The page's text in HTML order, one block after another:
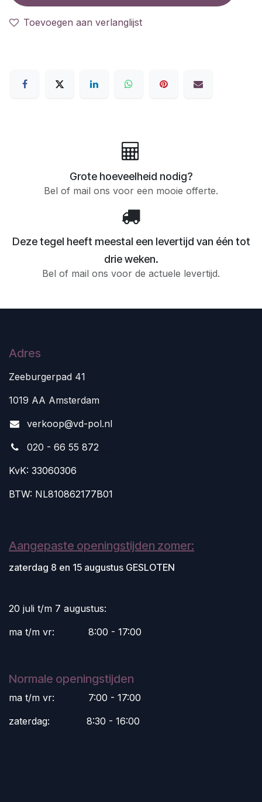
Toevoegen aan verlanglijst
Grote hoeveelheid nodig?
Bel of mail ons voor een mooie offerte.
Deze tegel heeft meestal een levertijd van één tot
drie weken.
Bel of mail ons voor de actuele levertijd.
Adres
Zeeburgerpad 41
1019 AA Amsterdam
verkoop@vd-pol.nl
020 - 66 55 872
KvK: 33060306
BTW: NL810862177B01
Aangepaste openingstijden zomer:
zaterdag 8 en 15 augustus GESLOTEN
20 juli t/m 7 augustus:
ma t/m vr:
​8:00 - 17:00
Normale openingstijden
ma t/m vr:
​7:00 - 17:00
zaterdag:
​8:30 - 16:00